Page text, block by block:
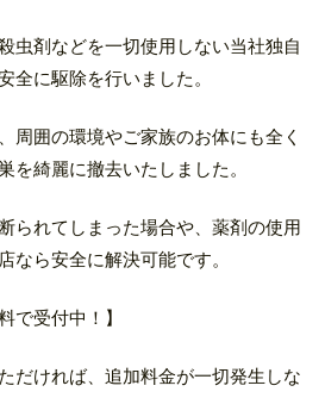
虫剤などを一切使用しない当社独自
全に駆除を行いました。
周囲の環境やご家族のお体にも全く
を綺麗に撤去いたしました。
られてしまった場合や、薬剤の使用
なら安全に解決可能です。​
で受付中！】
だければ、追加料金が一切発生しな